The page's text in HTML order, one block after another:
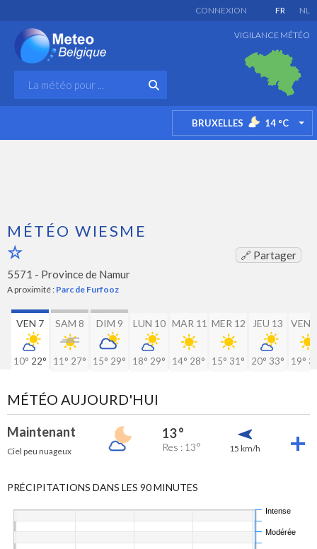
FR NL
CONNEXION
VIGILANCE MÉTÉO
BRUXELLES 14 °C
MÉTÉO WIESME
🔗 Partager
5571 - Province de Namur
A proximité : Parc de Furfooz
VEN 7
10° 22°
SAM 8
11° 27°
DIM 9
15° 29°
LUN 10
18° 29°
MAR 11
14° 28°
MER 12
15° 31°
JEU 13
20° 33°
VEN
19°
MÉTÉO AUJOURD'HUI
Maintenant
Ciel peu nuageux
13 °
Res : 13° 15 km/h
PRÉCIPITATIONS DANS LES 90 MINUTES
Modérée
Intense